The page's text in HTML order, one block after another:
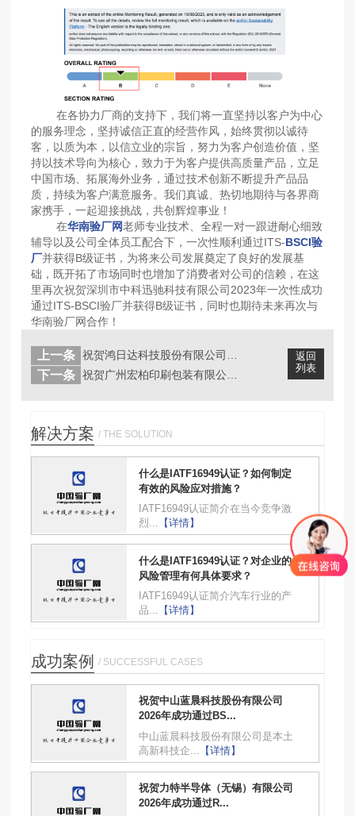
在各协力厂商的支持下，我们将一直坚持以客户为中心
的服务理念，坚持诚信正直的经营作风，始终贯彻以诚待
客，以质为本，以信立业的宗旨，努力为客户创造价值，坚
持以技术导向为核心，致力于为客户提供高质量产品，立足
中国市场、拓展海外业务，通过技术创新不断提升产品品
质，持续为客户满意服务。我们真诚、热切地期待与各界商
家携手，一起迎接挑战，共创辉煌事业！
在华南验厂网老师专业技术、全程一对一跟进耐心细致
辅导以及公司全体员工配合下，一次性顺利通过ITS-BSCI验
厂并获得B级证书，为将来公司发展奠定了良好的发展基
础，既开拓了市场同时也增加了消费者对公司的信赖，在这
里再次祝贺深圳市中科迅驰科技有限公司2023年一次性成功
通过ITS-BSCI验厂并获得B级证书，同时也期待未来再次与
华南验厂网合作！
返回
列表
上一条
下一条
解决方案 / THE SOLUTION
什么是IATF16949认证？如何制定
有效的风险应对措施？
IATF16949认证简介在当今竞争激
烈...
【详情】
什么是IATF16949认证？对企业的
风险管理有何具体要求？
IATF16949认证简介汽车行业的产
品...
【详情】
成功案例 / SUCCESSFUL CASES
祝贺中山蓝晨科技股份有限公司
2026年成功通过BS...
中山蓝晨科技股份有限公司是本土
高新科技企...
【详情】
祝贺力特半导体（无锡）有限公司
2026年成功通过R...